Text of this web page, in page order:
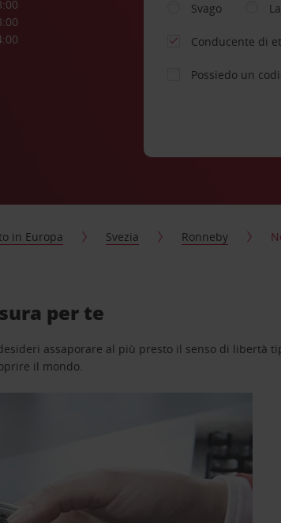
Svago
Conducente di
Possiedo un
in Europa Svezia Ronneby
per te
assaporare al più presto il senso di libertà
il mondo.